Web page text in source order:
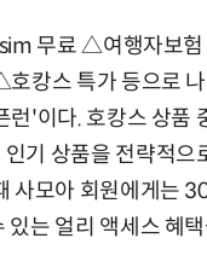
무료 △여행자보
캉스 특가 등으로
런'이다. 호캉스 상품
기 상품을 전략적으
사모아 회원에게는
있는 얼리 액세스 혜